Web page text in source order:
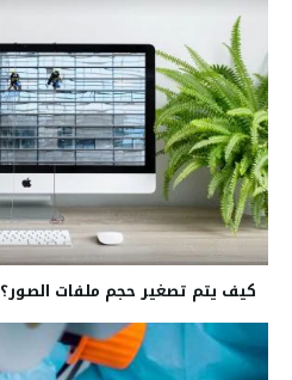
كيف يتم تصغير حجم ملفات الصور؟